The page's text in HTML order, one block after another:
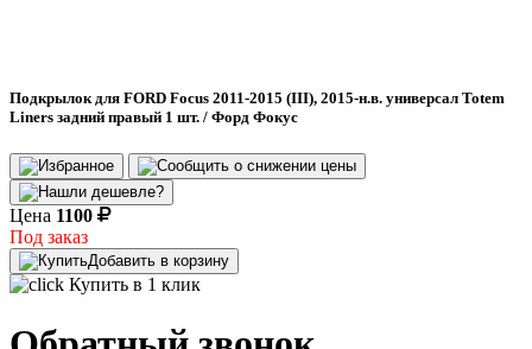
Подкрылок для FORD Focus 2011-2015 (III), 2015-н.в. универсал Totem
Liners задний правый 1 шт. / Форд Фокус
Цена 1100
Под заказ
Добавить в корзину
Купить в 1 клик